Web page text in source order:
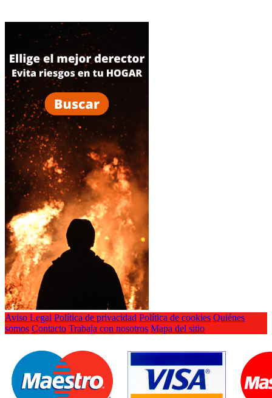
Aviso Legal Política de privacidad Política de cookies Quiénes
somos Contacto Trabaja con nosotros Mapa del sitio